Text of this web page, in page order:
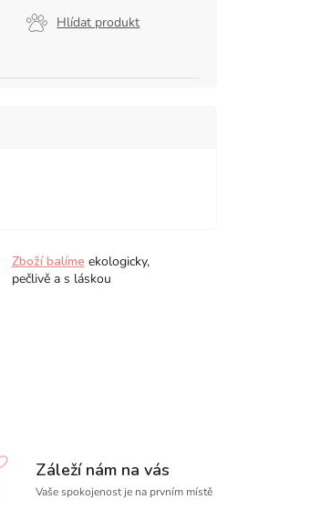
Hlídat produkt
Zboží balíme ekologicky,
pečlivě a s láskou
Záleží nám na vás
Vaše spokojenost je na prvním místě